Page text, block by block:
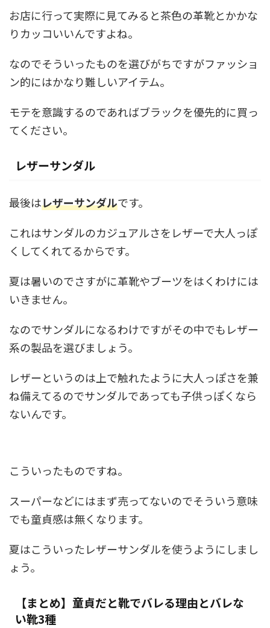
お店に行って実際に見てみると茶色の革靴とかかな
りカッコいいんですよね。
なのでそういったものを選びがちですがファッショ
ン的にはかなり難しいアイテム。
モテを意識するのであればブラックを優先的に買っ
てください。
レザーサンダル
最後はレザーサンダルです。
これはサンダルのカジュアルさをレザーで大人っぽ
くしてくれてるからです。
夏は暑いのでさすがに革靴やブーツをはくわけには
いきません。
なのでサンダルになるわけですがその中でもレザー
系の製品を選びましょう。
レザーというのは上で触れたように大人っぽさを兼
ね備えてるのでサンダルであっても子供っぽくなら
ないんです。
こういったものですね。
スーパーなどにはまず売ってないのでそういう意味
でも童貞感は無くなります。
夏はこういったレザーサンダルを使うようにしまし
ょう。
【まとめ】童貞だと靴でバレる理由とバレな
い靴3種